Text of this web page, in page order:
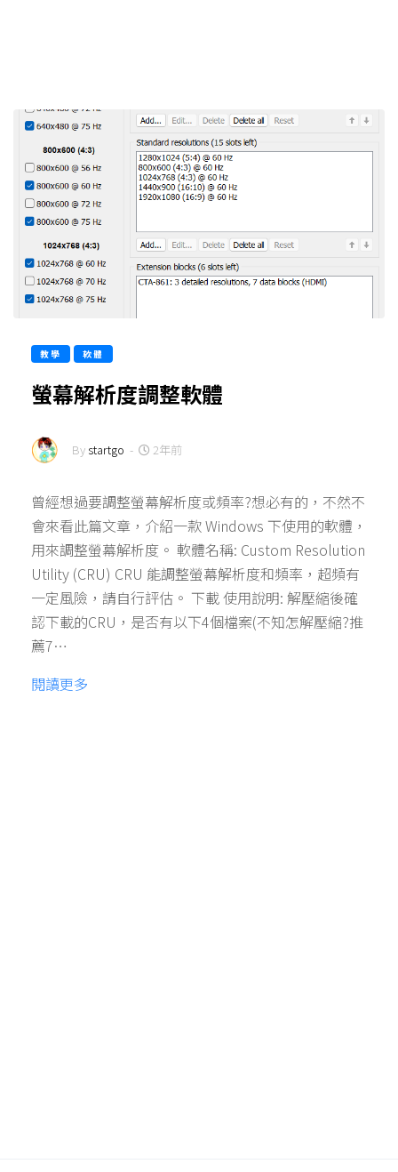
教學 軟體
螢幕解析度調整軟體
By startgo - 2年前
曾經想過要調整螢幕解析度或頻率?想必有的，不然不
會來看此篇文章，介紹一款 Windows 下使用的軟體，
用來調整螢幕解析度。 軟體名稱: Custom Resolution
Utility (CRU) CRU 能調整螢幕解析度和頻率，超頻有
一定風險，請自行評估。 下載 使用說明: 解壓縮後確
認下載的CRU，是否有以下4個檔案(不知怎解壓縮?推
薦7…
閱讀更多